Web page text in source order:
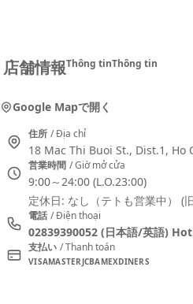
店舗情報Thông tinThông tin
Google Mapで開く
住所 / Địa chỉ
18 Mac Thi Buoi St., Dist.1, Ho
営業時間 / Giờ mở cửa
9:00～24:00 (L.O.23:00)
定休日: なし（テトも営業中） (
電話 / Điện thoại
02839390052 (日本語/英語)
支払い / Thanh toán
VISAMASTER JCBAMEXDINERS